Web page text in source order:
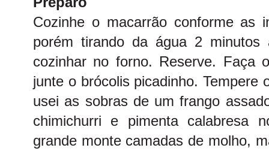
Cozinhe o macarrão conforme as
porém tirando da água 2
cozinhar no forno. Reserve. Faça
junte o brócolis picadinho. Tempere
usei as sobras de um frango
chimichurri e pimenta calabresa
grande monte camadas de molho,